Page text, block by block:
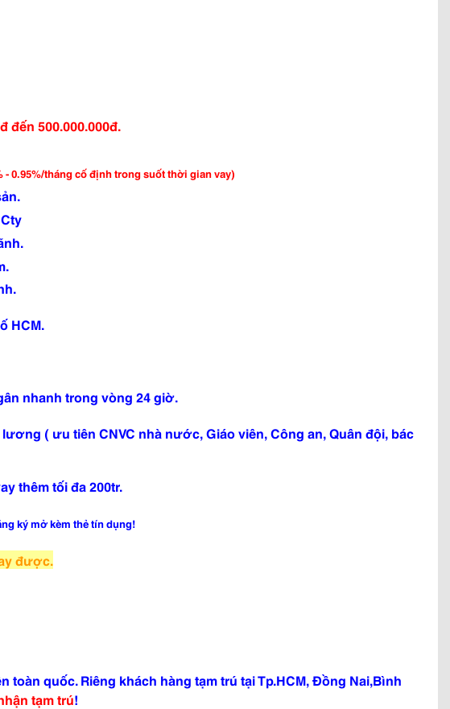
đến 500.000.000đ.
- 0.95%/tháng cố định trong suốt thời gian vay)
HCM.
nhanh trong vòng 24 giờ.
( ưu tiên CNVC nhà nước, Giáo viên, Công an, Quân đội, bác
thêm tối đa 200tr.
ký mở kèm thẻ tín dụng!
được.
toàn quốc. Riêng khách hàng tạm trú tại Tp.HCM, Đồng Nai,Bình
tạm trú!